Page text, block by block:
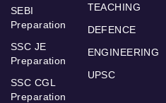
SEBI
Preparation
SSC JE
Preparation
SSC CGL
Preparation
TEACHING
DEFENCE
ENGINEERING
UPSC